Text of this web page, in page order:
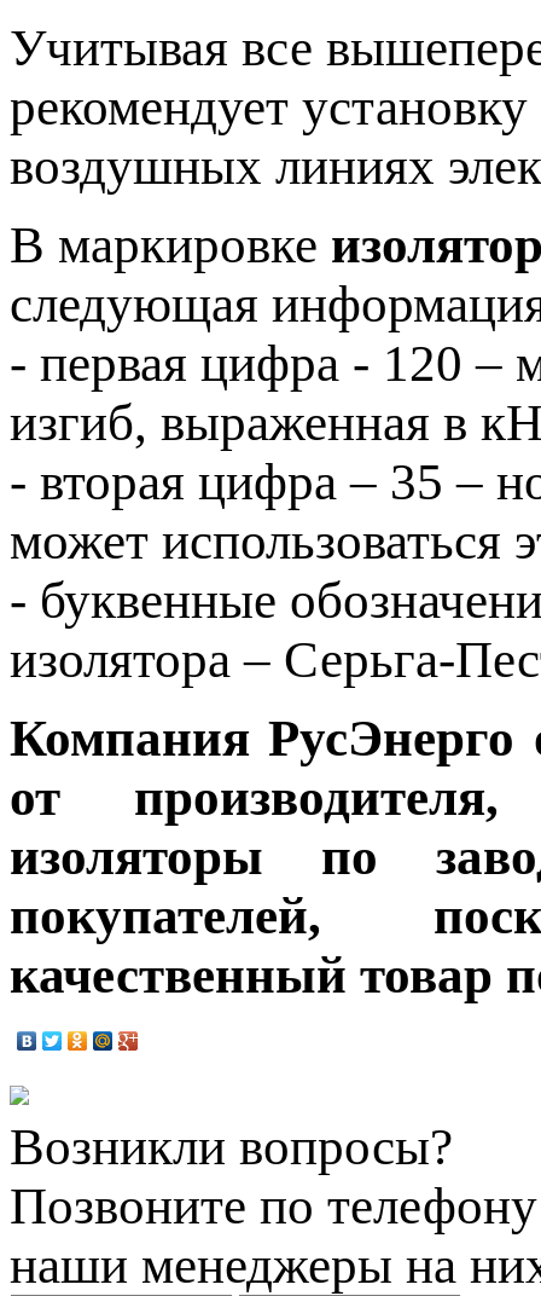
Учитывая все
рекомендует
воздушных линиях
В маркировке
следующая
- первая цифра - 120 –
изгиб, выраженная в
- вторая цифра – 35 –
может использоваться
- буквенные
изолятора – Серьга-
Компания РусЭнерго
от
изоляторы по
покупателей,
качественный товар
Возникли вопросы?
Позвоните по
наши менеджеры на